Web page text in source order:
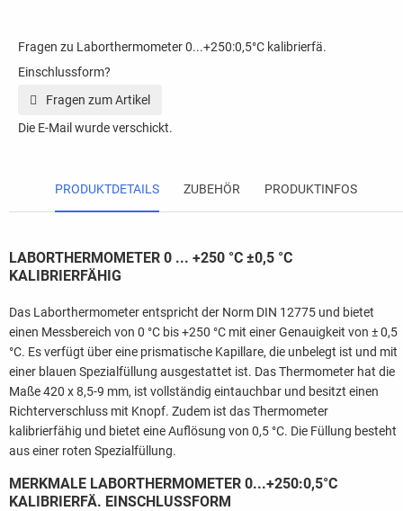
Fragen zu Laborthermometer 0...+250:0,5°C kalibrierfä.
Einschlussform?
Fragen zum Artikel
Die E-Mail wurde verschickt.
PRODUKTDETAILS ZUBEHÖR PRODUKTINFOS
LABORTHERMOMETER 0 ... +250 °C ±0,5 °C
KALIBRIERFÄHIG
Das Laborthermometer entspricht der Norm DIN 12775 und bietet
einen Messbereich von 0 °C bis +250 °C mit einer Genauigkeit von ± 0,5
°C. Es verfügt über eine prismatische Kapillare, die unbelegt ist und mit
einer blauen Spezialfüllung ausgestattet ist. Das Thermometer hat die
Maße 420 x 8,5-9 mm, ist vollständig eintauchbar und besitzt einen
Richterverschluss mit Knopf. Zudem ist das Thermometer
kalibrierfähig und bietet eine Auflösung von 0,5 °C. Die Füllung besteht
aus einer roten Spezialfüllung.
MERKMALE LABORTHERMOMETER 0...+250:0,5°C
KALIBRIERFÄ. EINSCHLUSSFORM